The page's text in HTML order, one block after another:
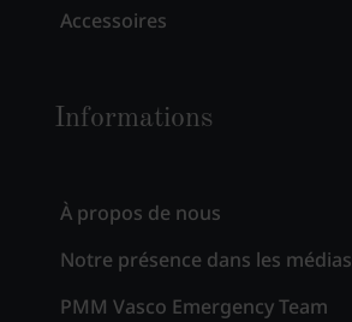
Accessoires
Informations
À propos de nous
Notre présence dans les médias
PMM Vasco Emergency Team